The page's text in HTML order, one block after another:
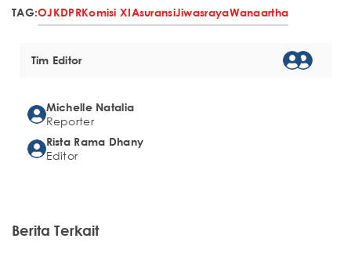
TAG:OJKDPRKomisi XIAsuransiJiwasrayaWanaartha
Tim Editor
Michelle Natalia
Reporter
Rista Rama Dhany
Editor
Berita Terkait